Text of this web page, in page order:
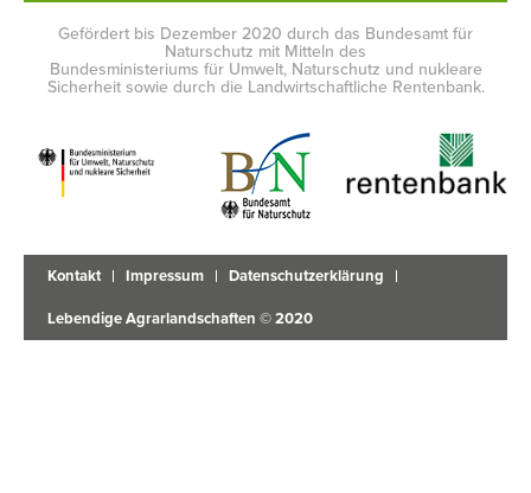
Gefördert bis Dezember 2020 durch das Bundesamt für
Naturschutz mit Mitteln des
Bundesministeriums für Umwelt, Naturschutz und nukleare
Sicherheit sowie durch die Landwirtschaftliche Rentenbank.
Kontakt Impressum Datenschutzerklärung
Lebendige Agrarlandschaften © 2020